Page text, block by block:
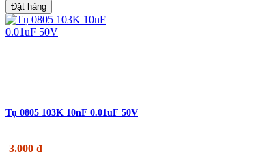
Đặt hàng
Tụ 0805 103K 10nF 0.01uF 50V
3.000 đ